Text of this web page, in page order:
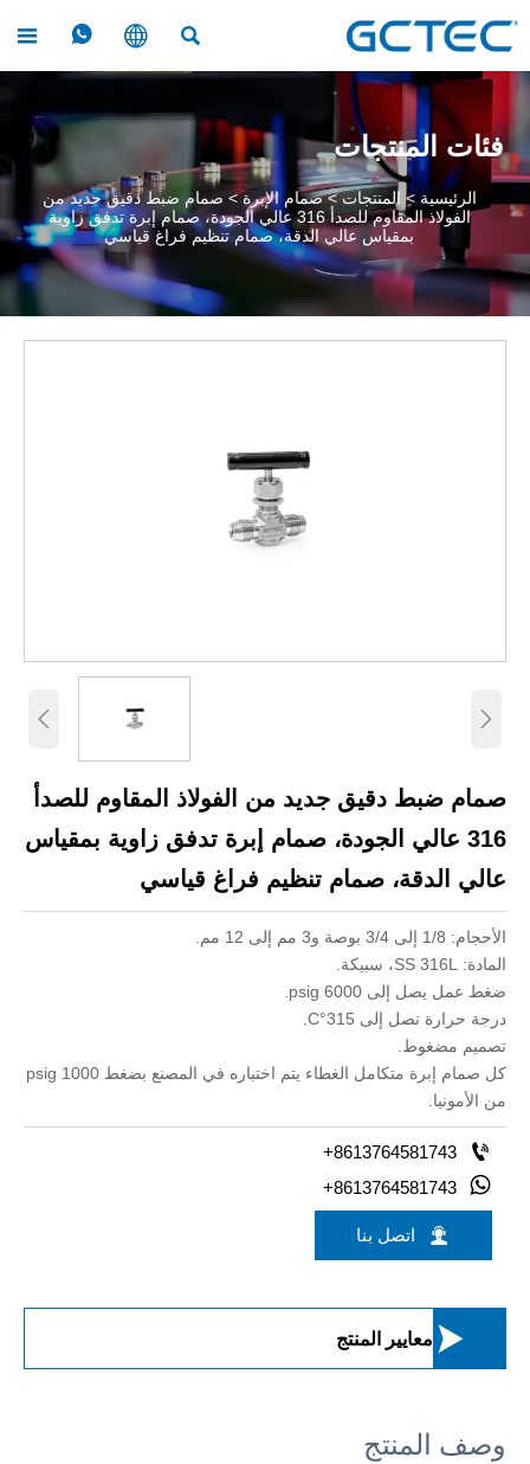




فئات المنتجات
الرئيسية> المنتجات>صمام الإبرة> صمام ضبط دقيق جديد من
الفولاذ المقاوم للصدأ 316 عالي الجودة، صمام إبرة تدفق زاوية
بمقياس عالي الدقة، صمام تنظيم فراغ قياسي
 
صمام ضبط دقيق جديد من الفولاذ المقاوم للصدأ
316 عالي الجودة، صمام إبرة تدفق زاوية بمقياس
عالي الدقة، صمام تنظيم فراغ قياسي
الأحجام: 1/8 إلى 3/4 بوصة و3 مم إلى 12 مم.
المادة: SS 316L، سبيكة.
ضغط عمل يصل إلى 6000 psig.
درجة حرارة تصل إلى 315°C.
تصميم مضغوط.
كل صمام إبرة متكامل الغطاء يتم اختباره في المصنع بضغط 1000 psig
من الأمونيا.

+8613764581743

+8613764581743
 اتصل بنا
 معايير المنتج
وصف المنتج